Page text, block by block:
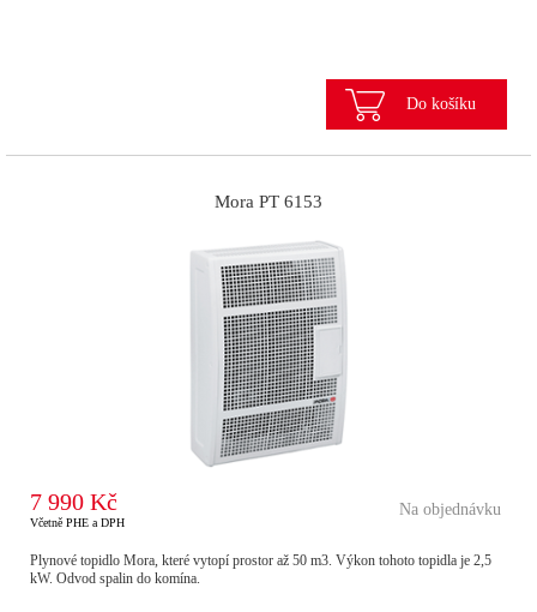
Do košíku
Mora PT 6153
7 990 Kč
Včetně PHE a DPH
Na objednávku
Plynové topidlo Mora, které vytopí prostor až 50 m3. Výkon tohoto topidla je 2,5
kW. Odvod spalin do komína.